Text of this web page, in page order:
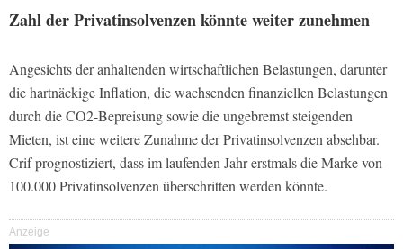
Zahl der Privatinsolvenzen könnte weiter zunehmen
Angesichts der anhaltenden wirtschaftlichen Belastungen, darunter
die hartnäckige Inflation, die wachsenden finanziellen Belastungen
durch die CO2-Bepreisung sowie die ungebremst steigenden
Mieten, ist eine weitere Zunahme der Privatinsolvenzen absehbar.
Crif prognostiziert, dass im laufenden Jahr erstmals die Marke von
100.000 Privatinsolvenzen überschritten werden könnte.
Anzeige